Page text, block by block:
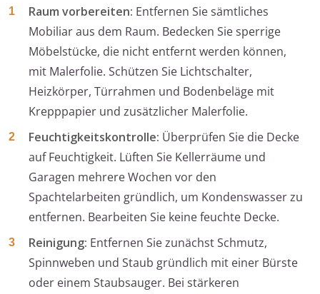
Raum vorbereiten: Entfernen Sie sämtliches
Mobiliar aus dem Raum. Bedecken Sie sperrige
Möbelstücke, die nicht entfernt werden können,
mit Malerfolie. Schützen Sie Lichtschalter,
Heizkörper, Türrahmen und Bodenbeläge mit
Krepppapier und zusätzlicher Malerfolie.
Feuchtigkeitskontrolle: Überprüfen Sie die Decke
auf Feuchtigkeit. Lüften Sie Kellerräume und
Garagen mehrere Wochen vor den
Spachtelarbeiten gründlich, um Kondenswasser zu
entfernen. Bearbeiten Sie keine feuchte Decke.
Reinigung: Entfernen Sie zunächst Schmutz,
Spinnweben und Staub gründlich mit einer Bürste
oder einem Staubsauger. Bei stärkeren